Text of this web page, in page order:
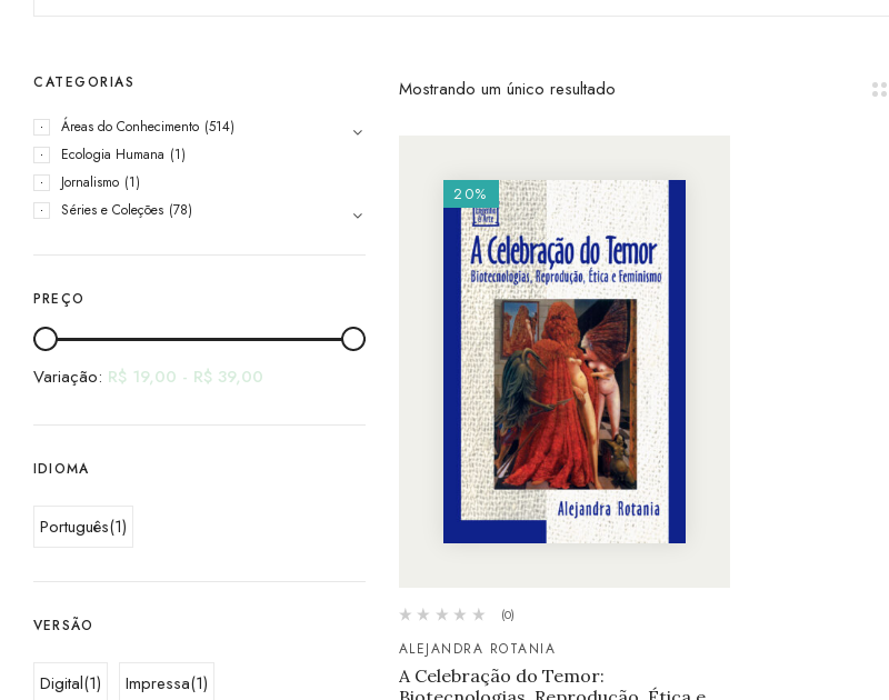
CATEGORIAS
Áreas do Conhecimento (514)
Ecologia Humana (1)
Jornalismo (1)
Séries e Coleções (78)
PREÇO
Variação: R$ 19,00 - R$ 39,00
IDIOMA
Português(1)
VERSÃO
Digital(1) Impressa(1)
Mostrando um único resultado
20%
(0)
ALEJANDRA ROTANIA
A Celebração do Temor: